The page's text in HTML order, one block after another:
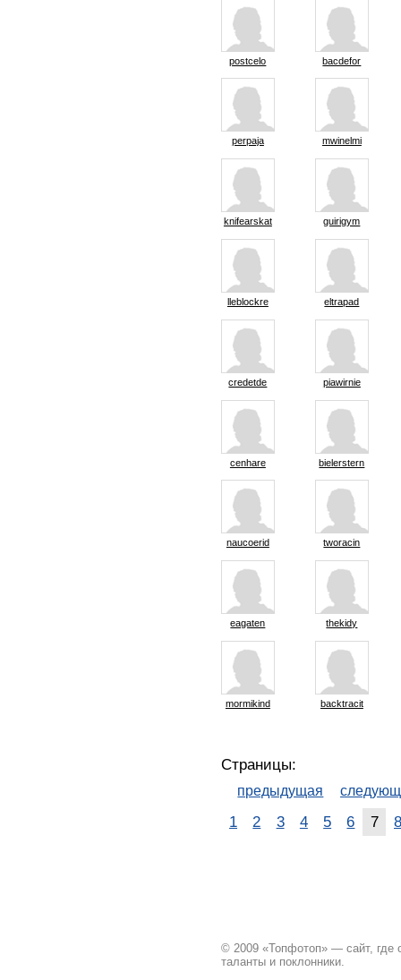
postcelo bacdefor
perpaja mwinelmi
knifearskat guirigym
lleblockre eltrapad
credetde piawirnie
cenhare bielerstern
naucoerid tworacin
eagaten thekidy
mormikind backtracit
Страницы:
предыдущая
1 2 3 4 5 6 7 8
© 2009 «Топфотоп» — сайт, где
таланты и поклонники.